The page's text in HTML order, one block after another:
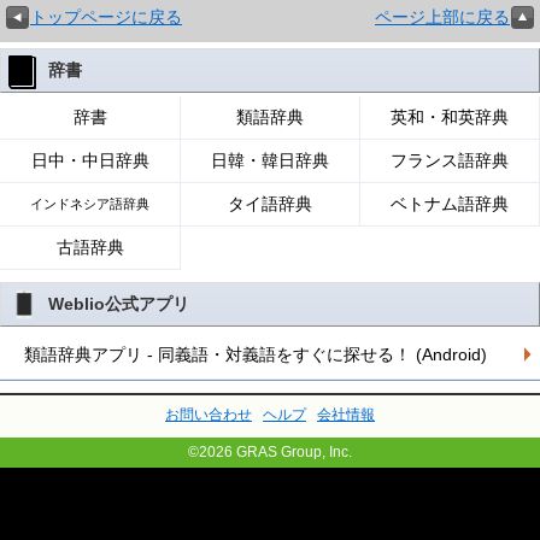
トップページに戻る ページ上部に戻る
辞書
辞書 類語辞典 英和・和英辞典
日中・中日辞典 日韓・韓日辞典 フランス語辞典
インドネシア語辞典 タイ語辞典 ベトナム語辞典
古語辞典
Weblio公式アプリ
類語辞典アプリ - 同義語・対義語をすぐに探せる！ (Android)
お問い合わせ ヘルプ 会社情報
©2026 GRAS Group, Inc.